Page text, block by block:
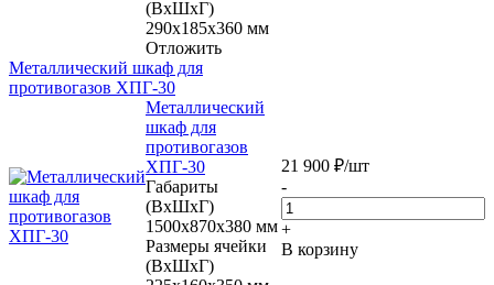
(ВхШхГ)
290х185х360 мм
Отложить
Металлический шкаф для
противогазов ХПГ-30
Металлический
шкаф для
противогазов
ХПГ-30
Габариты
(ВхШхГ)
1500x870x380 мм
Размеры ячейки
(ВхШхГ)
21 900 ₽/шт
-
+
В корзину